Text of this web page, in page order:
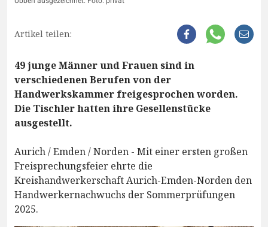
Artikel teilen:
49 junge Männer und Frauen sind in
verschiedenen Berufen von der
Handwerkskammer freigesprochen worden.
Die Tischler hatten ihre Gesellenstücke
ausgestellt.
Aurich / Emden / Norden - Mit einer ersten großen
Freisprechungsfeier ehrte die
Kreishandwerkerschaft Aurich-Emden-Norden den
Handwerkernachwuchs der Sommerprüfungen
2025.